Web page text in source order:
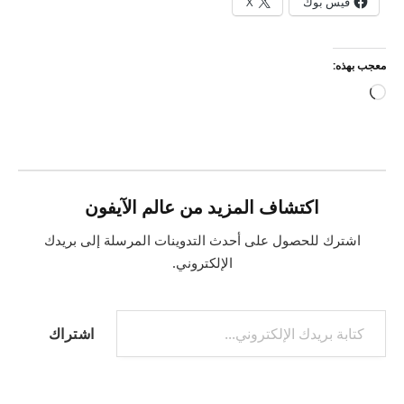
معجب بهذه:
جاري
اكتشاف المزيد من عالم الآيفون
اشترك للحصول على أحدث التدوينات المرسلة إلى بريدك
الإلكتروني.
كتابة بريدك الإلكتروني...
اشتراك